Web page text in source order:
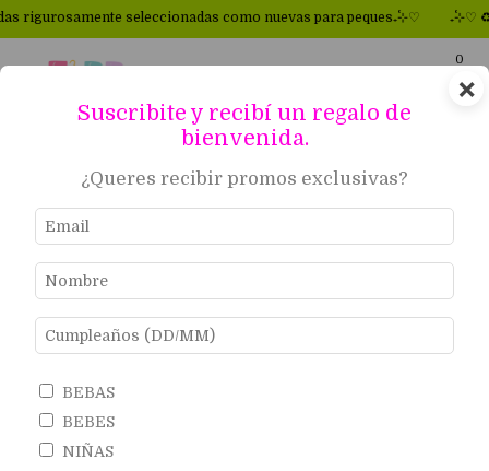
seleccionadas como nuevas para peques₊˚⊹♡ ₊˚⊹♡ ♻Primeras
0
×
Suscribite y recibí un regalo de
bienvenida.
¿Queres recibir promos exclusivas?
BEBAS
BEBES
NIÑAS